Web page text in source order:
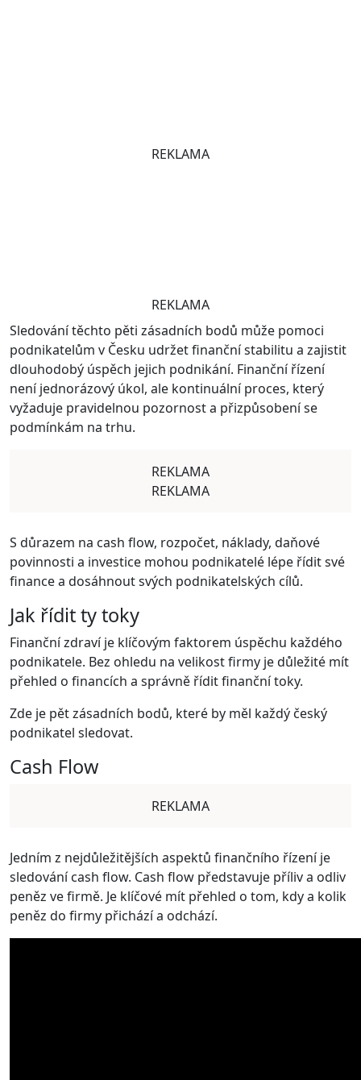
REKLAMA
REKLAMA
Sledování těchto pěti zásadních bodů může pomoci
podnikatelům v Česku udržet finanční stabilitu a zajistit
dlouhodobý úspěch jejich podnikání. Finanční řízení
není jednorázový úkol, ale kontinuální proces, který
vyžaduje pravidelnou pozornost a přizpůsobení se
podmínkám na trhu.
REKLAMA
REKLAMA
S důrazem na cash flow, rozpočet, náklady, daňové
povinnosti a investice mohou podnikatelé lépe řídit své
finance a dosáhnout svých podnikatelských cílů.
Jak řídit ty toky
Finanční zdraví je klíčovým faktorem úspěchu každého
podnikatele. Bez ohledu na velikost firmy je důležité mít
přehled o financích a správně řídit finanční toky.
Zde je pět zásadních bodů, které by měl každý český
podnikatel sledovat.
Cash Flow
REKLAMA
Jedním z nejdůležitějších aspektů finančního řízení je
sledování cash flow. Cash flow představuje příliv a odliv
peněz ve firmě. Je klíčové mít přehled o tom, kdy a kolik
peněz do firmy přichází a odchází.